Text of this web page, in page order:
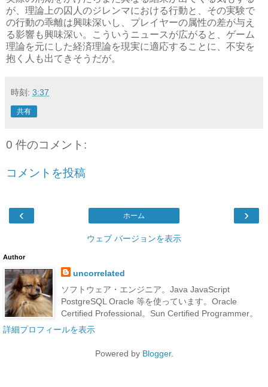
が、理論上の囚人のジレンマにおける行動と、その実験で
の行動の乖離は興味深いし、プレイヤーの属性の差が与え
る影響も興味深い。こういうニュースが広がると、ゲーム
理論を元にした経済理論を現実に適応することに、不安を
抱く人も出てきそうだが。
時刻: 3:37
共有
0 件のコメント:
コメントを投稿
‹ ›
ホーム
ウェブ バージョンを表示
Author
uncorrelated
ソフトウェア・エンジニア。Java JavaScript
PostgreSQL Oracle 等を使っています。Oracle
Certified Professional。Sun Certified Programmer。
詳細プロフィールを表示
Powered by Blogger.